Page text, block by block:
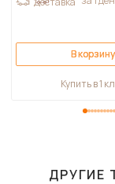
В корзину
Купить в 1
ДРУГИЕ